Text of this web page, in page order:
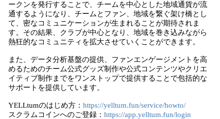
ークンを発行することで、チームを中心とした地域通貨が流
通するようになり、チームとファン、地域を繋ぐ架け橋とし
て、密なコミュニケーションが生まれることが期待されま
す。その結果、クラブが中心となり、地域を巻き込みながら
熱狂的なコミュニティを拡大させていくことができます。
また、データ分析基盤の提供、ファンエンゲージメントを高
めるためのチーム公式グッズ制作や公式コンテンツやクリエ
イティブ制作までをワンストップで提供することで包括的な
サポートを提供しています。
YELLtumのはじめ方： https://yelltum.fun/service/howto/
スクラムコインへのご登録： https://app.yelltum.fun/login